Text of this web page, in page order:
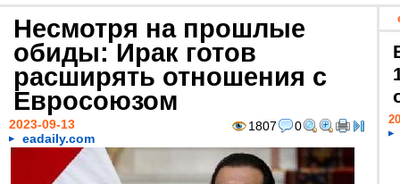
Несмотря на прошлые
обиды: Ирак готов
расширять отношения с
Евросоюзом
1807 0
2023-09-13
eadaily.com